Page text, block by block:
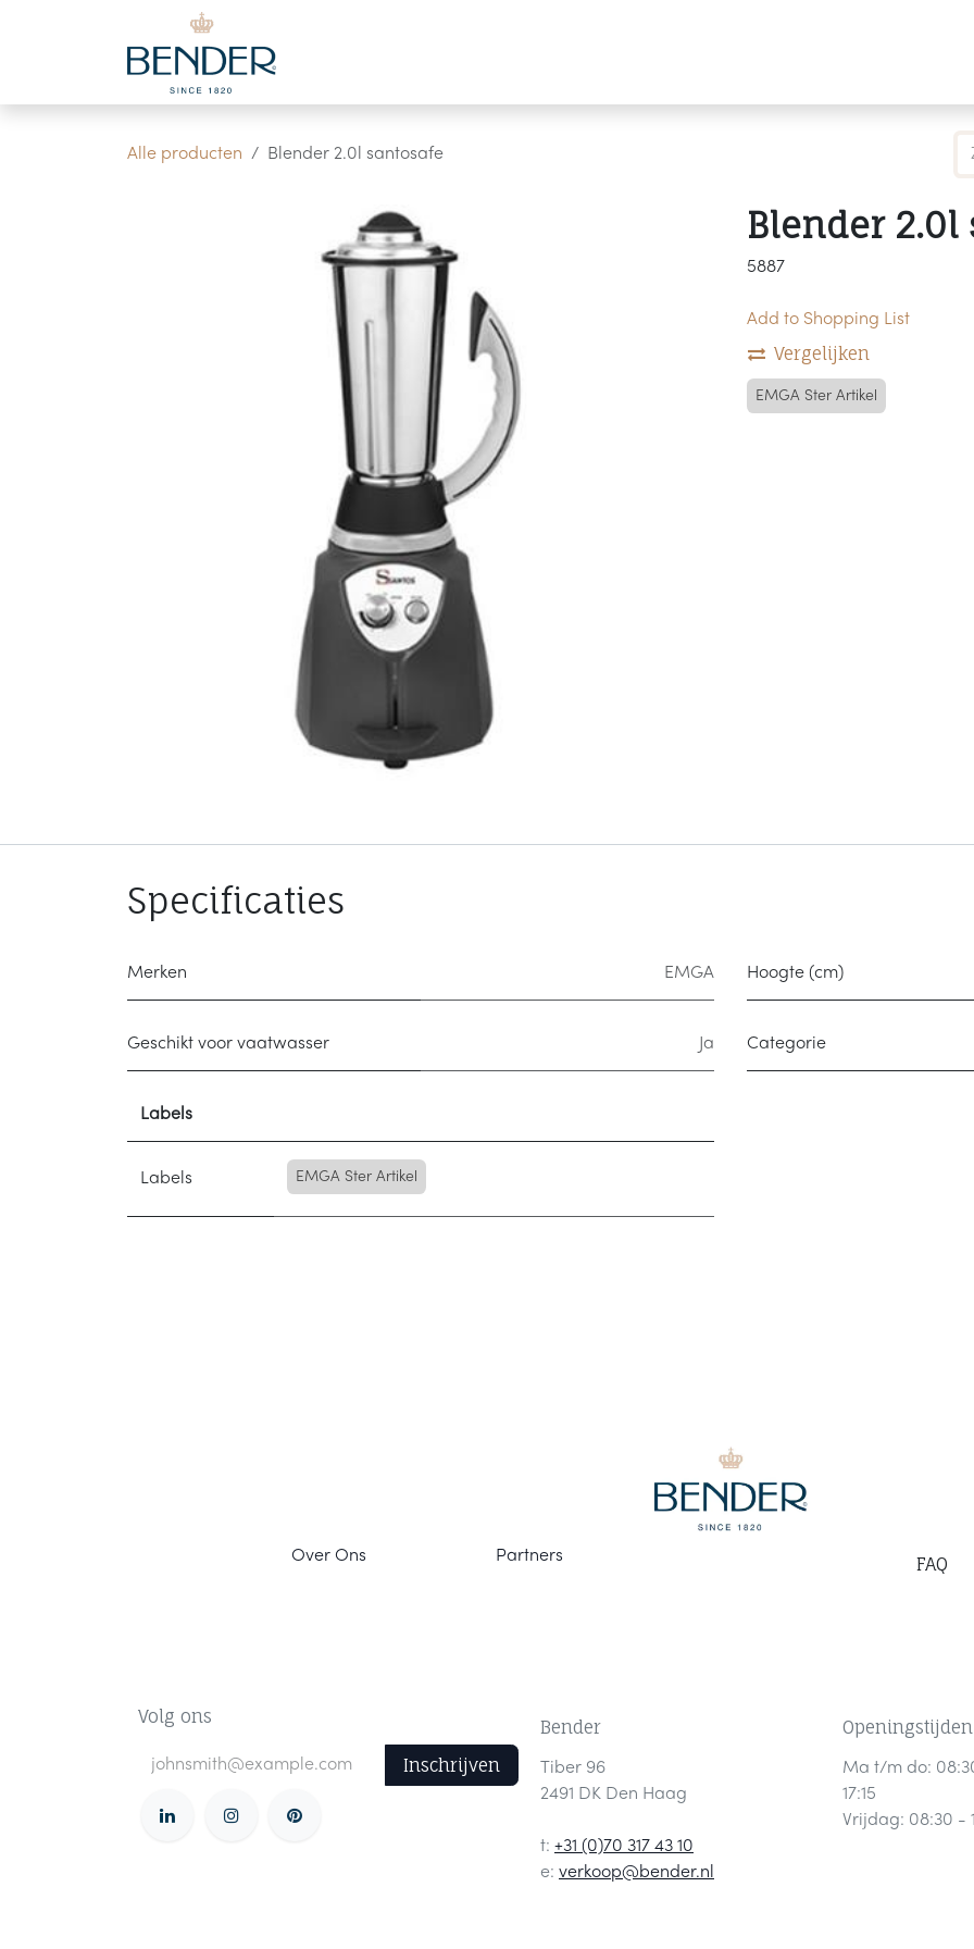
Overslaan naar inhoud
Alle producten Blender 2.0l santosafe
Blender 2.0l
5887
Add to Shopping List
Vergelijken
EMGA Ster Artikel
Specificaties
Merken EMGA Hoogte (cm)
Geschikt voor vaatwasser Ja Categorie
Labels
Labels EMGA Ster Artikel
Volg ons
Inschrijven
Bender
Tiber 96
2491 DK Den Haag
t: +31 (0)70 317 43 10
e: verkoop@bender.nl
Openingstijden
Ma t/m do:
17:15
Vrijdag: 08:30 -
Partners
Over Ons FAQ